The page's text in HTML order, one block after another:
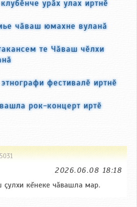
урӑх улах иртнӗ
чӑваш юмахне вуланӑ
те Чӑваш чӗлхи
фестивалӗ иртнӗ
рок-концерт иртӗ
2026.06.08 18:18
çулхи кĕнеке чăвашла мар.